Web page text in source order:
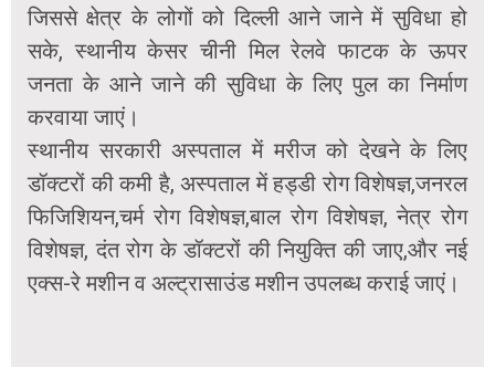
जिससे क्षेत्र के लोगों को दिल्ली आने जाने में सुविधा हो
सके, स्थानीय केसर चीनी मिल रेलवे फाटक के ऊपर
जनता के आने जाने की सुविधा के लिए पुल का निर्माण
करवाया जाएं।
स्थानीय सरकारी अस्पताल में मरीज को देखने के लिए
डॉक्टरों की कमी है, अस्पताल में हड्डी रोग विशेषज्ञ,जनरल
फिजिशियन,चर्म रोग विशेषज्ञ,बाल रोग विशेषज्ञ, नेत्र रोग
विशेषज्ञ, दंत रोग के डॉक्टरों की नियुक्ति की जाए,और नई
एक्स-रे मशीन व अल्ट्रासाउंड मशीन उपलब्ध कराई जाएं।